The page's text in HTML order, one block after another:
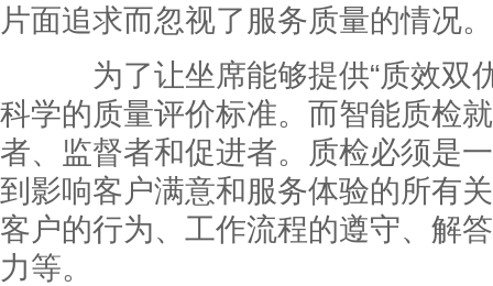
片面追求而忽视了服务质量的情况。
为了让坐席能够提供“质效双
科学的质量评价标准。而智能质检
者、监督者和促进者。质检必须是
到影响客户满意和服务体验的所有
客户的行为、工作流程的遵守、解
力等。